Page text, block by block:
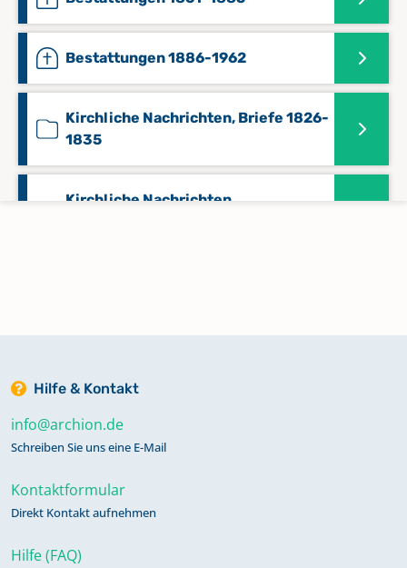
Bestattungen 1886-1962
Kirchliche Nachrichten, Briefe 1826-
1835
Kirchliche Nachrichten,
Konfirmationen 1863-1915
Taufen 1801-1809
Hilfe & Kontakt
info@archion.de
Schreiben Sie uns eine E-Mail
Kontaktformular
Direkt Kontakt aufnehmen
Hilfe (FAQ)